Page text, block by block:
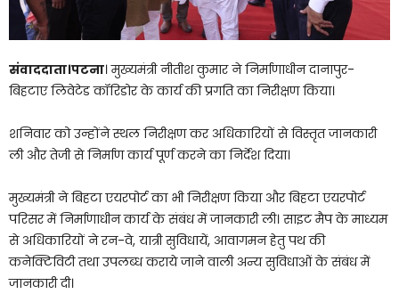
संवाददाता।पटना। मुख्यमंत्री नीतीश कुमार ने निर्माणाधीन दानापुर-
बिहटाए लिवेटेड कॉरिडोर के कार्य की प्रगति का निरीक्षण किया।
शनिवार को उन्होंने स्थल निरीक्षण कर अधिकारियों से विस्तृत जानकारी
ली और तेजी से निर्माण कार्य पूर्ण करने का निर्देश दिया।
मुख्यमंत्री ने बिहटा एयरपोर्ट का भी निरीक्षण किया और बिहटा एयरपोर्ट
परिसर में निर्माणाधीन कार्य के संबंध में जानकारी ली। साइट मैप के माध्यम
से अधिकारियों ने रन-वे, यात्री सुविधायें, आवागमन हेतु पथ की
कनेक्टिविटी तथा उपलब्ध कराये जाने वाली अन्य सुविधाओं के संबंध में
जानकारी दी।